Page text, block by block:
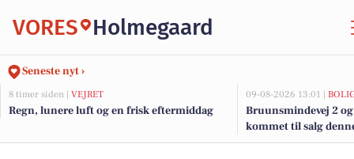
VORES Holmegaard
Seneste nyt ›
8 timer siden | VEJRET
Regn, lunere luft og en frisk eftermiddag
09-08-2026 13:01 |
Bruunsmindevej 2
kommet til salg
boligerne her.